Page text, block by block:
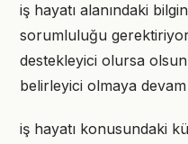
iş hayatı alanındaki
sorumluluğu
destekleyici olursa
belirleyici olmaya
iş hayatı konusundaki